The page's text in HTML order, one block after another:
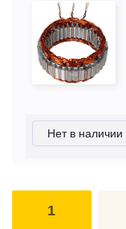
Нет в наличии
1